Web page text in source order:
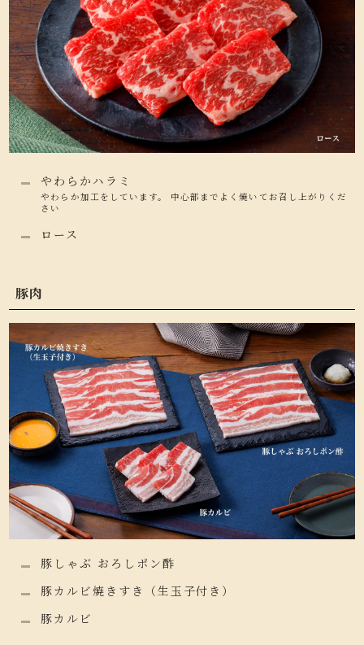
やわらかハラミ
やわらか加工をしています。 中心部までよく焼いてお召し上がりくだ
さい
ロース
豚肉
豚しゃぶ おろしポン酢
豚カルビ焼きすき（生玉子付き）
豚カルビ